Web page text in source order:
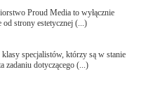
Proud Media to wyłącznie
strony estetycznej (...)
specjalistów, którzy są w stanie
zadaniu dotyczącego (...)